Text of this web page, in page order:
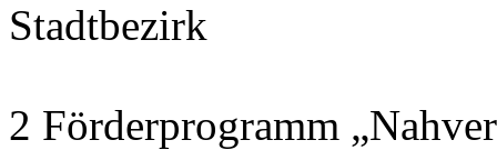
Stadtbezirk
2 Förderprogramm